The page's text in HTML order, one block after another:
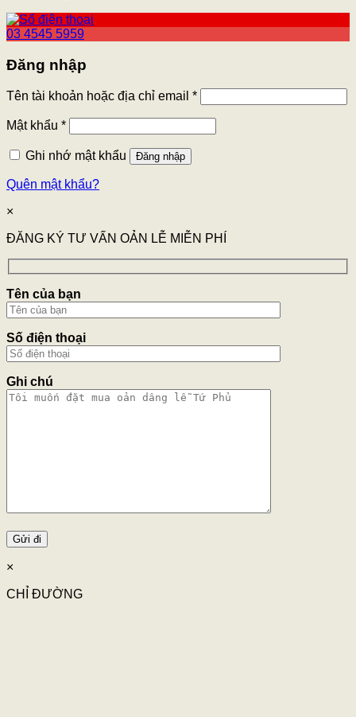
03 4545 5959
Đăng nhập
Tên tài khoản hoặc địa chỉ email *
Mật khẩu *
Ghi nhớ mật khẩu Đăng nhập
Quên mật khẩu?
×
ĐĂNG KÝ TƯ VẤN OẢN LỄ MIỄN PHÍ
Tên của bạn
Số điện thoại
Ghi chú
×
CHỈ ĐƯỜNG